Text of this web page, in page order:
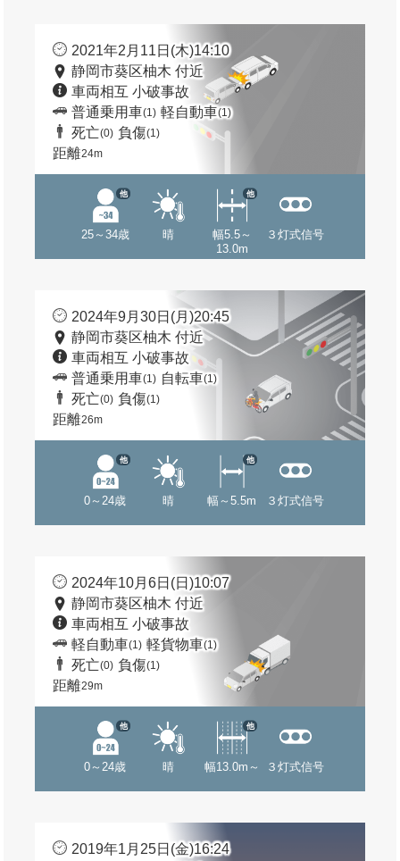
2021年2月11日(木)14:10
静岡市葵区柚木 付近
車両相互 小破事故
普通乗用車(1) 軽自動車(1)
死亡(0) 負傷(1)
距離24m
25～34歳
他
晴
幅5.5～
13.0m
他
３灯式信号
2024年9月30日(月)20:45
静岡市葵区柚木 付近
車両相互 小破事故
普通乗用車(1) 自転車(1)
死亡(0) 負傷(1)
距離26m
0～24歳
他
晴 幅～5.5m
他
３灯式信号
2024年10月6日(日)10:07
静岡市葵区柚木 付近
車両相互 小破事故
軽自動車(1) 軽貨物車(1)
死亡(0) 負傷(1)
距離29m
0～24歳
他
晴 幅13.0m～
他
３灯式信号
2019年1月25日(金)16:24